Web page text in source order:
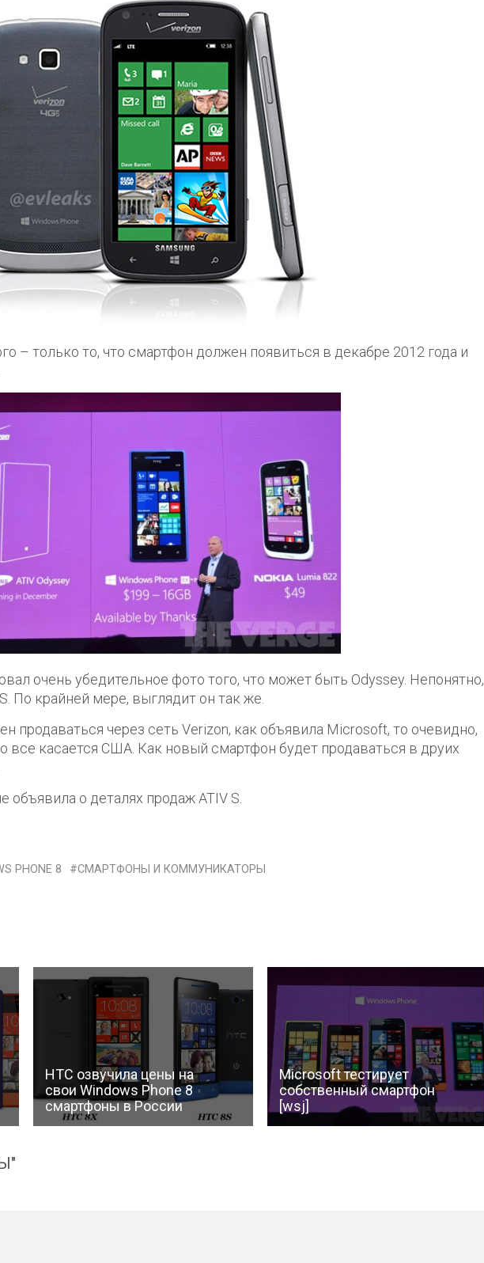
– только то, что смартфон должен появиться в декабре 2012 года и
очень убедительное фото того, что может быть Odyssey. Непонятно,
По крайней мере, выглядит он так же.
продаваться через сеть Verizon, как объявила Microsoft, то очевидно,
все касается США. Как новый смартфон будет продаваться в друих
объявила о деталях продаж ATIV S.
PHONE 8 СМАРТФОНЫ И КОММУНИКАТОРЫ
HTC озвучила цены на
свои Windows Phone 8
смартфоны в России
Microsoft тестирует
собственный смартфон
[wsj]